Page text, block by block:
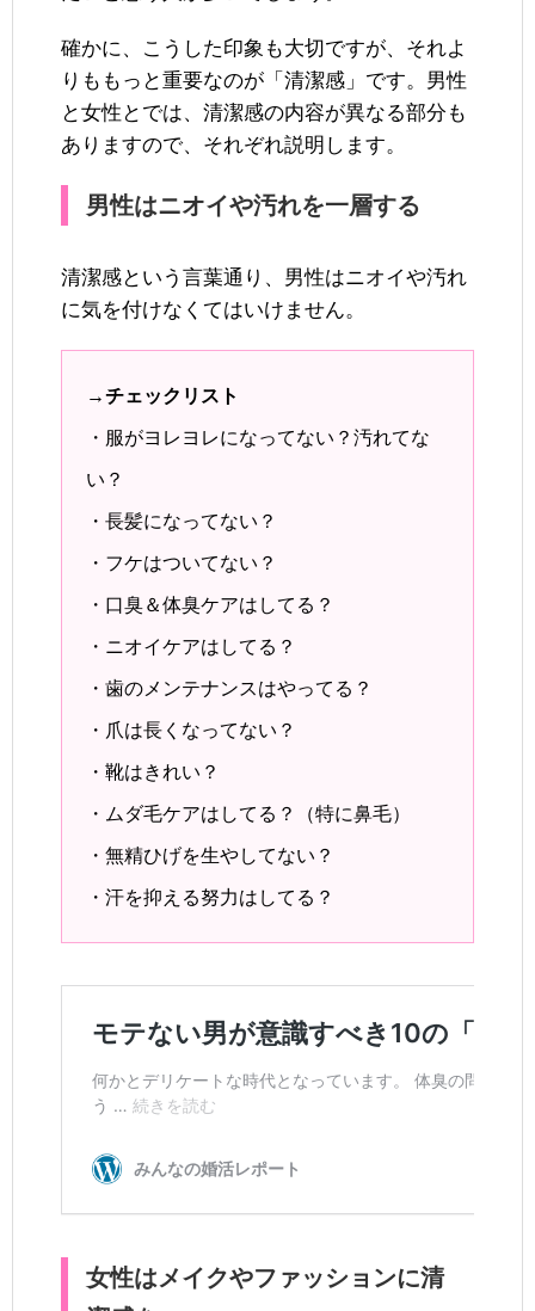
確かに、こうした印象も大切ですが、それよ
りももっと重要なのが「清潔感」です。男性
と女性とでは、清潔感の内容が異なる部分も
ありますので、それぞれ説明します。
男性はニオイや汚れを一層する
清潔感という言葉通り、男性はニオイや汚れ
に気を付けなくてはいけません。
→チェックリスト
・服がヨレヨレになってない？汚れてな
い？
・長髪になってない？
・フケはついてない？
・口臭＆体臭ケアはしてる？
・ニオイケアはしてる？
・歯のメンテナンスはやってる？
・爪は長くなってない？
・靴はきれい？
・ムダ毛ケアはしてる？（特に鼻毛）
・無精ひげを生やしてない？
・汗を抑える努力はしてる？
女性はメイクやファッションに清